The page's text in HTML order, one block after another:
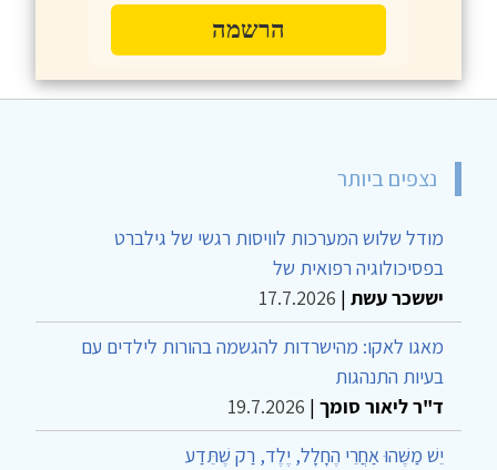
הרשמה
נצפים ביותר
מודל שלוש המערכות לוויסות רגשי של גילברט
בפסיכולוגיה רפואית של
יששכר עשת |
17.7.2026
מאגו לאקו: מהישרדות להגשמה בהורות לילדים עם
בעיות התנהגות
ד"ר ליאור סומך |
19.7.2026
יֵשׁ מַשֶּׁהוּ אַחֲרֵי הֶחָלָל, יֶלֶד, רַק שֶׁתֵּדַע